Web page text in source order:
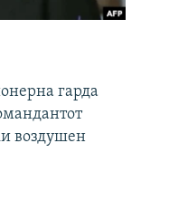
гарда
воздушен